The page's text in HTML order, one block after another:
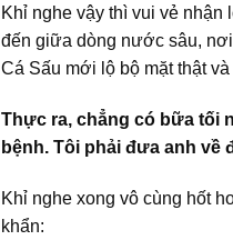
Khỉ nghe vậy thì vui vẻ
đến giữa dòng nước sâu,
Cá Sấu mới lộ bộ mặt thật và
Thực ra, chẳng có bữa tối
bệnh. Tôi phải đưa anh về
Khỉ nghe xong vô cùng hốt
khẩn: